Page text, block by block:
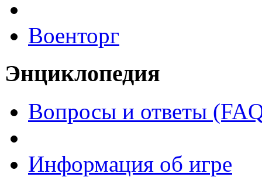
Военторг
Энциклопедия
Вопросы и ответы
Информация об игре